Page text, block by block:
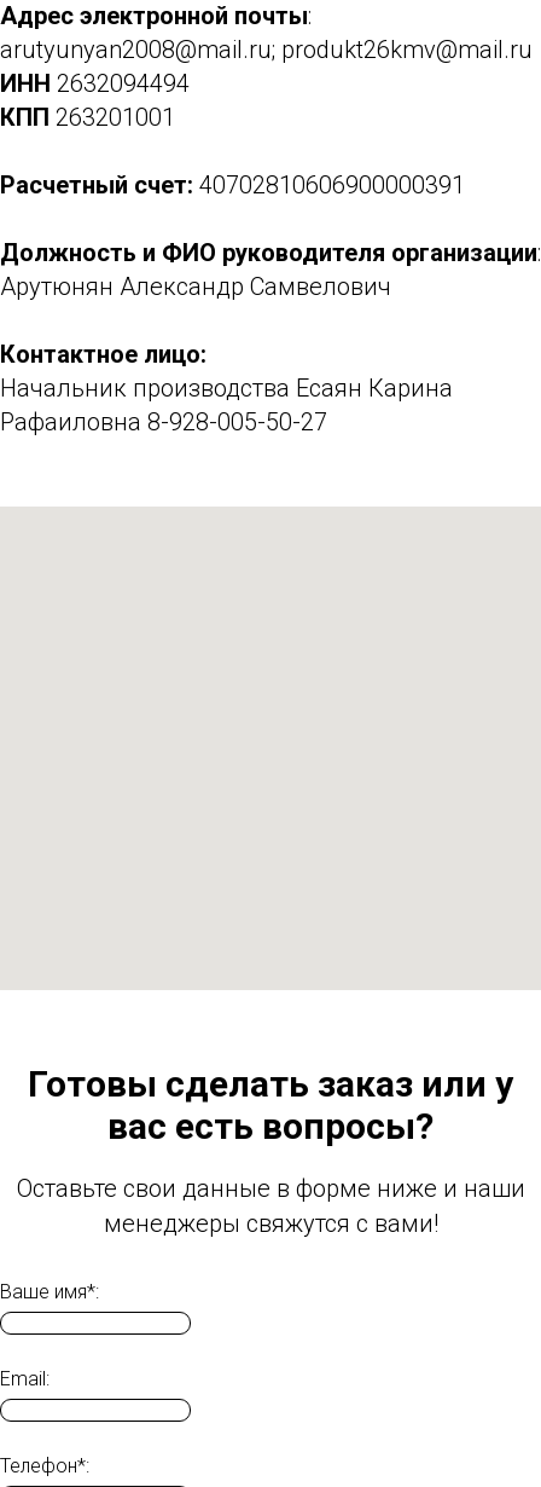
Адрес электронной почты:
arutyunyan2008@mail.ru; produkt26kmv@mail.ru
ИНН 2632094494
КПП 263201001
Расчетный счет: 40702810606900000391
Должность и ФИО руководителя организации:
Арутюнян Александр Самвелович
Контактное лицо:
Начальник производства Есаян Карина
Рафаиловна 8-928-005-50-27
Готовы сделать заказ или у
вас есть вопросы?
Оставьте свои данные в форме ниже и наши
менеджеры свяжутся с вами!
Ваше имя*:
Email:
Телефон*: